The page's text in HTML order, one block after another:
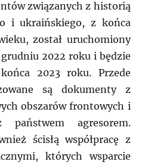
związanych z historią
i ukraińskiego, z końca
został uruchomiony
2022 roku i będzie
2023 roku. Przede
są dokumenty z
obszarów frontowych i
państwem agresorem.
ścisłą współpracę z
których wsparcie